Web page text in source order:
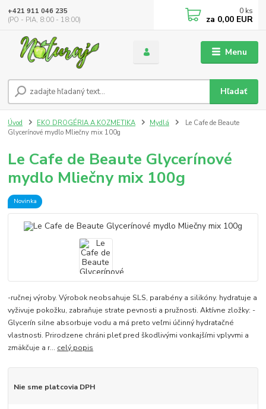
Menu
Hľadať
+421 911 046 235
(PO - PIA, 8:00 - 18:00)
0 ks
za 0,00 EUR
Úvod EKO DROGÉRIA A KOZMETIKA Mydlá
Le Cafe de Beaute
Glycerínové mydlo Mliečny mix 100g
Le Cafe de Beaute Glycerínové
mydlo Mliečny mix 100g
Novinka
-ručnej výroby. Výrobok neobsahuje SLS, parabény a silikóny. hydratuje a
vyživuje pokožku, zabraňuje strate pevnosti a pružnosti. Aktívne zložky: -
Glycerín silne absorbuje vodu a má preto veľmi účinný hydratačné
vlastnosti. Prirodzene chráni pleť pred škodlivými vonkajšími vplyvmi a
zmäkčuje a r... celý popis
Nie sme platcovia DPH